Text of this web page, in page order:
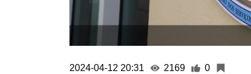
2024-04-12 20:31 2169 0